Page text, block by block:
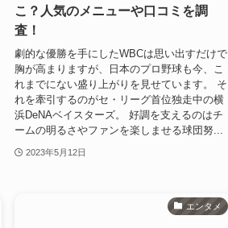
こ？人気のメニューや口コミを調
査！
劇的な優勝を手にしたWBCは思い出すだけで
胸が高まりますが、日本のプロ野球も今、こ
れまでにない盛り上がりを見せています。 そ
れを牽引するのがセ・リーグ首位独走中の横
浜DeNAベイスターズ。 好調を支えるのはチ
ームの明るさやファンを楽しませる球団努...
2023年5月12日
エンタメ